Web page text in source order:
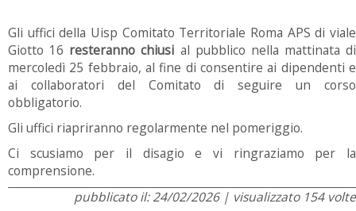
Gli uffici della Uisp Comitato Territoriale Roma APS di viale
Giotto 16 resteranno chiusi al pubblico nella mattinata di
mercoledì 25 febbraio, al fine di consentire ai dipendenti e
ai collaboratori del Comitato di seguire un corso
obbligatorio.
Gli uffici riapriranno regolarmente nel pomeriggio.
Ci scusiamo per il disagio e vi ringraziamo per la
comprensione.
pubblicato il: 24/02/2026 | visualizzato 154 volte